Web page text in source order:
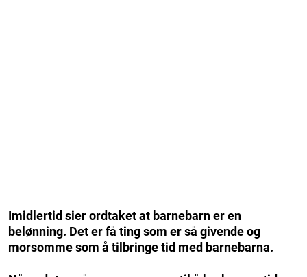
Imidlertid sier ordtaket at barnebarn er en
belønning. Det er få ting som er så givende og
morsomme som å tilbringe tid med barnebarna.